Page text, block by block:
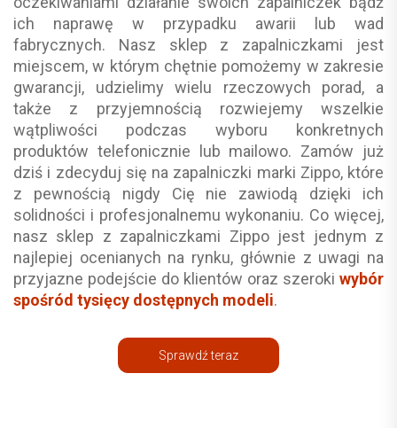
ich naprawę w przypadku awarii lub wad
fabrycznych. Nasz sklep z zapalniczkami jest
miejscem, w którym chętnie pomożemy w zakresie
gwarancji, udzielimy wielu rzeczowych porad, a
także z przyjemnością rozwiejemy wszelkie
wątpliwości podczas wyboru konkretnych
produktów telefonicznie lub mailowo. Zamów już
dziś i zdecyduj się na zapalniczki marki Zippo, które
z pewnością nigdy Cię nie zawiodą dzięki ich
solidności i profesjonalnemu wykonaniu. Co więcej,
nasz sklep z zapalniczkami Zippo jest jednym z
najlepiej ocenianych na rynku, głównie z uwagi na
przyjazne podejście do klientów oraz szeroki wybór
spośród tysięcy dostępnych modeli.
Sprawdź teraz